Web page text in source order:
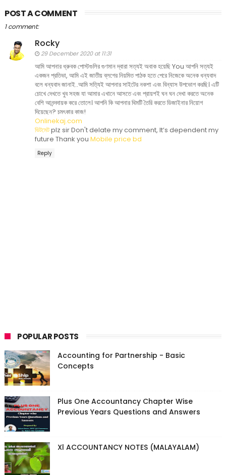
POST A COMMENT
1 comment:
Rocky
29 December 2020 at 11:31
আমি আপনার ধ্রুবক পোস্টগুলির গুণমান দ্বারা সত্যই অবাক হয়েছি You আপনি সত্যই
একজন প্রতিভা, আমি এই জাতীয় ব্লগের নিয়মিত পাঠক হতে পেরে নিজেকে অনেক ধন্যবাদ
বলে ধন্যবাদ জানাই..আমি সত্যিই আপনার সাইটের নকশা এবং বিন্যাস উপভোগ করছি। এটি
চোখে দেখতে খুব সহজ যা আমার এখানে আসতে এবং প্রায়শই ঘন ঘন দেখা করতে অনেক
বেশি আনন্দদায়ক করে তোলে। আপনি কি আপনার থিমটি তৈরি করতে ডিজাইনার নিয়োগ
দিয়েছেন? চমৎকার কাজ!
Onlinekaj.com
ভিটমেটplz sir Don't delate my comment, It’s dependent my
future Thank you Mobile price bd
Reply
POPULAR POSTS
Accounting for Partnership - Basic
Concepts
Plus One Accountancy Chapter Wise
Previous Years Questions and Answers
Xl ACCOUNTANCY NOTES (MALAYALAM)